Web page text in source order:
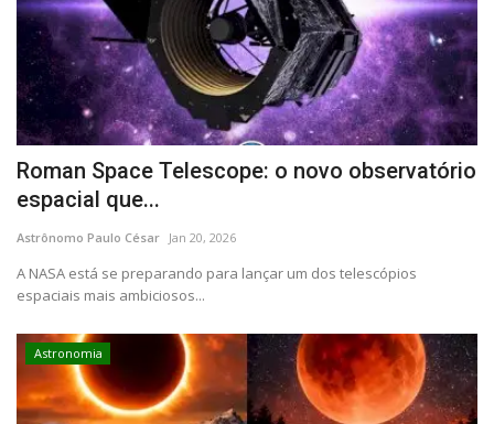
Roman Space Telescope: o novo observatório
espacial que...
Astrônomo Paulo César Jan 20, 2026
A NASA está se preparando para lançar um dos telescópios
espaciais mais ambiciosos...
Astronomia